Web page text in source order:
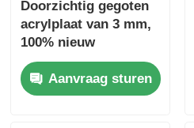
Doorzichtig gegoten
acrylplaat van 3 mm,
100% nieuw
materiaal,
reclamemateriaal
Aanvraag sturen